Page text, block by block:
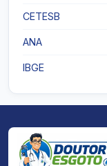
CETESB
ANA
IBGE